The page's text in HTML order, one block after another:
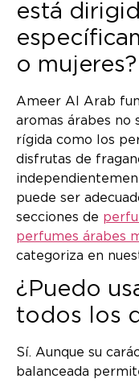
está
o mujeres?
Ameer Al Arab
aromas árabes no
rígida como los
disfrutas de
puede ser
secciones de
perfumes árabes
categoriza en
¿Puedo
todos los
Sí. Aunque su
balanceada